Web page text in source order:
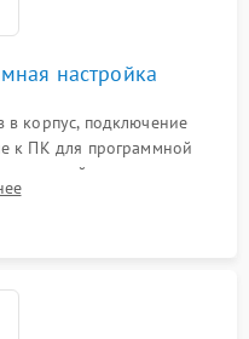
настройка
в корпус, подключение
к ПК для программной
настройки порогов
старения АКБ.